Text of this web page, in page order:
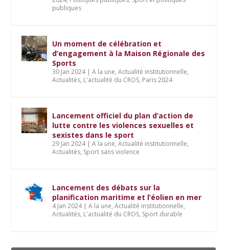
publiques
Un moment de célébration et
d’engagement à la Maison Régionale des
Sports
30 Jan 2024|A la une,Actualité institutionnelle,
Actualités, L'actualité du CROS, Paris 2024
Lancement officiel du plan d’action de
lutte contre les violences sexuelles et
sexistes dans le sport
29 Jan 2024|A la une,Actualité institutionnelle,
Actualités, Sport sans violence
Lancement des débats sur la
planification maritime et l’éolien en mer
4 Jan 2024|A la une,Actualité institutionnelle,
Actualités, L'actualité du CROS, Sport durable